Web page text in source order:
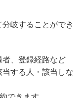
岐することができ
、登録経路など
する人・該当しな